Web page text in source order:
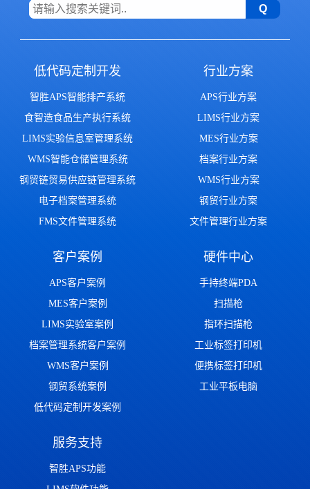
低代码定制开发
智胜APS智能排产系统
食智造食品生产执行系统
LIMS实验信息室管理系统
WMS智能仓储管理系统
钢贸链贸易供应链管理系统
电子档案管理系统
FMS文件管理系统
行业方案
APS行业方案
LIMS行业方案
MES行业方案
档案行业方案
WMS行业方案
钢贸行业方案
文件管理行业方案
客户案例
APS客户案例
MES客户案例
LIMS实验室案例
档案管理系统客户案例
WMS客户案例
钢贸系统案例
低代码定制开发案例
硬件中心
手持终端PDA
扫描枪
指环扫描枪
工业标签打印机
便携标签打印机
工业平板电脑
服务支持
智胜APS功能